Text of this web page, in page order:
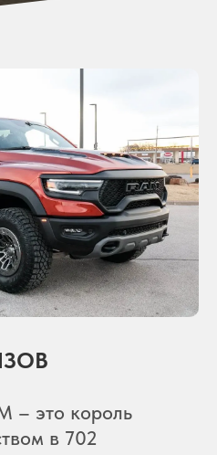
– это король
в 702